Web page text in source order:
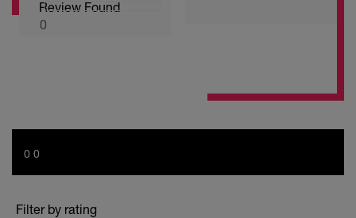
0
Review Found
0 0
Filter by rating